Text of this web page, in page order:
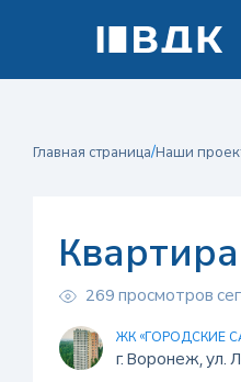
Главная страница/Наши
269 просмотров
ЖК «ГОРОДСКИЕ
г. Воронеж, ул.